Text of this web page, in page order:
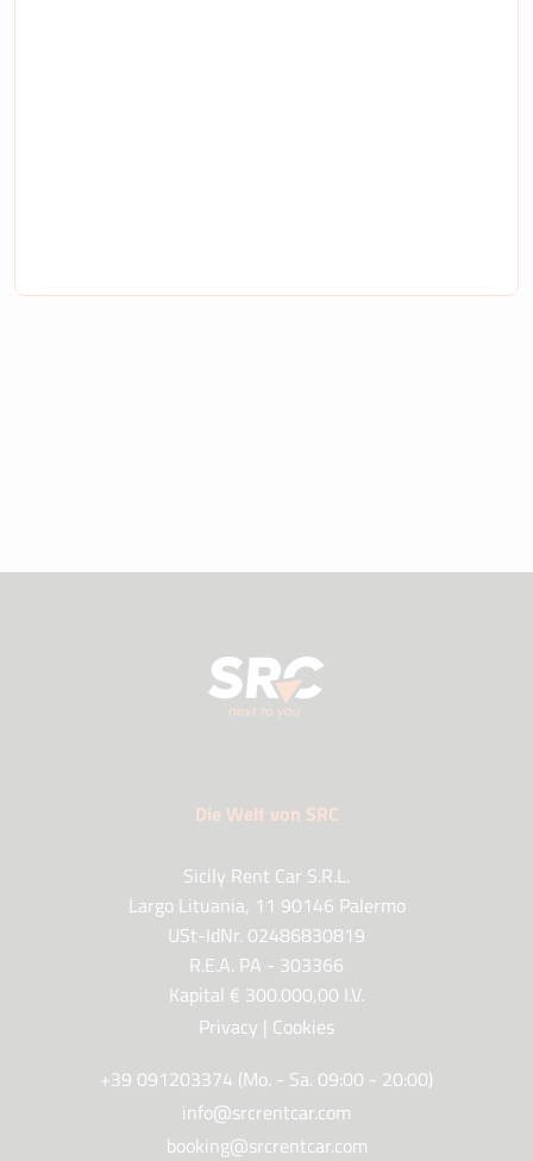
Die Welt von SRC
Sicily Rent Car S.R.L.
Largo Lituania, 11 90146 Palermo
USt-IdNr. 02486830819
R.E.A. PA - 303366
Kapital € 300.000,00 I.V.
Privacy | Cookies
+39 091203374 (Mo. - Sa. 09:00 - 20:00)
info@srcrentcar.com
booking@srcrentcar.com